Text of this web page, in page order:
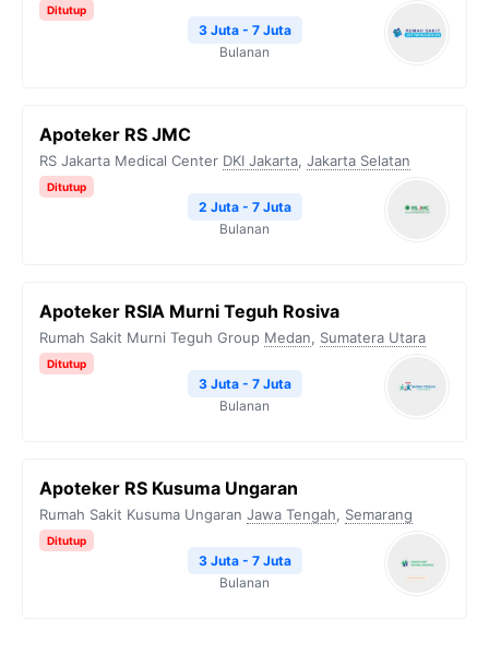
Ditutup
3 Juta - 7 Juta
Bulanan
Apoteker RS JMC
RS Jakarta Medical Center DKI Jakarta, Jakarta Selatan
Ditutup
2 Juta - 7 Juta
Bulanan
Apoteker RSIA Murni Teguh Rosiva
Rumah Sakit Murni Teguh Group Medan, Sumatera Utara
Ditutup
3 Juta - 7 Juta
Bulanan
Apoteker RS Kusuma Ungaran
Rumah Sakit Kusuma Ungaran Jawa Tengah, Semarang
Ditutup
3 Juta - 7 Juta
Bulanan